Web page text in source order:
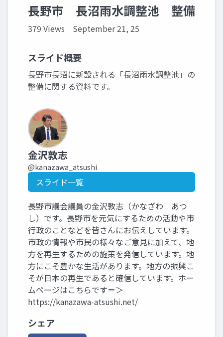
長野市 長沼雨水調整池 整備
379 Views September 21, 25
スライド概要
長野市長沼に新設される「長沼雨水調整池」の
整備に関する資料です。
金沢敦志
@kanazawa_atsushi
スライド一覧
長野市議会議員の金沢敦志（かなざわ あつ
し）です。長野市を元気にするための活動や市
行政のことなどを皆さんにお伝えしています。
市政の情報や市民の様々なご意見に加えて、地
方を再生するための施策を発信しています。地
方にこそ豊かな生活があります。地方の振興こ
そが日本の再生であると確信しています。ホー
ムページはこちらです＝＞
https://kanazawa-atsushi.net/
シェア